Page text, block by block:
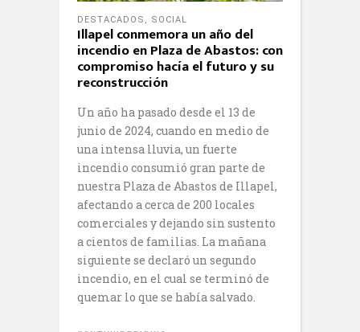
DESTACADOS , SOCIAL
Illapel conmemora un año del
incendio en Plaza de Abastos: con
compromiso hacía el futuro y su
reconstrucción
Un año ha pasado desde el 13 de
junio de 2024, cuando en medio de
una intensa lluvia, un fuerte
incendio consumió gran parte de
nuestra Plaza de Abastos de Illapel,
afectando a cerca de 200 locales
comerciales y dejando sin sustento
a cientos de familias. La mañana
siguiente se declaró un segundo
incendio, en el cual se terminó de
quemar lo que se había salvado.